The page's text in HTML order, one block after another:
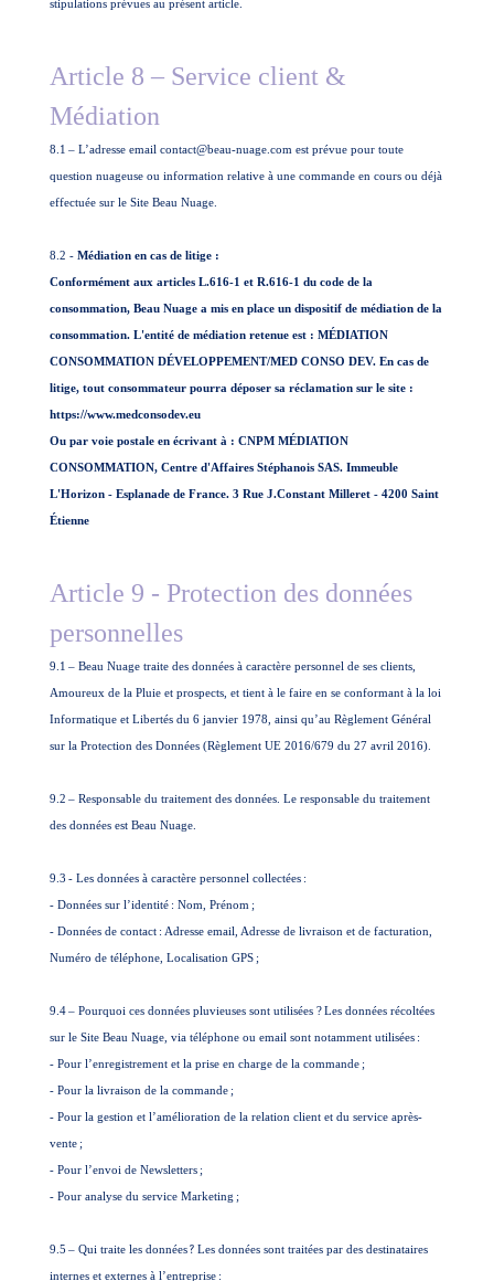
stipulations prévues au présent article.
Article 8 – Service client &
Médiation
8.1 – L’adresse email contact@beau-nuage.com est prévue pour toute
question nuageuse ou information relative à une commande en cours ou déjà
effectuée sur le Site Beau Nuage.
8.2 - Médiation en cas de litige :
Conformément aux articles L.616-1 et R.616-1 du code de la
consommation, Beau Nuage a mis en place un dispositif de médiation de la
consommation. L'entité de médiation retenue est : MÉDIATION
CONSOMMATION DÉVELOPPEMENT/MED CONSO DEV. En cas de
litige, tout consommateur pourra déposer sa réclamation sur le site :
https://www.medconsodev.eu
Ou par voie postale en écrivant à : CNPM MÉDIATION
CONSOMMATION, Centre d'Affaires Stéphanois SAS. Immeuble
L'Horizon - Esplanade de France. 3 Rue J.Constant Milleret - 4200 Saint
Étienne
Article 9 - Protection des données
personnelles
9.1 – Beau Nuage traite des données à caractère personnel de ses clients,
Amoureux de la Pluie et prospects, et tient à le faire en se conformant à la loi
Informatique et Libertés du 6 janvier 1978, ainsi qu’au Règlement Général
sur la Protection des Données (Règlement UE 2016/679 du 27 avril 2016).
9.2 – Responsable du traitement des données. Le responsable du traitement
des données est Beau Nuage.
9.3 - Les données à caractère personnel collectées :
- Données sur l’identité : Nom, Prénom ;
- Données de contact : Adresse email, Adresse de livraison et de facturation,
Numéro de téléphone, Localisation GPS ;
9.4– Pourquoi ces données pluvieuses sont utilisées ?Les données récoltées
sur le Site Beau Nuage, via téléphone ou email sont notamment utilisées :
- Pour l’enregistrement et la prise en charge de la commande ;
- Pour la livraison de la commande ;
- Pour la gestion et l’amélioration de la relation client et du service après-
vente ;
- Pour l’envoi de Newsletters ;
- Pour analyse du service Marketing ;
9.5 – Qui traite les données? Les données sont traitées par des destinataires
internes et externes à l’entreprise :